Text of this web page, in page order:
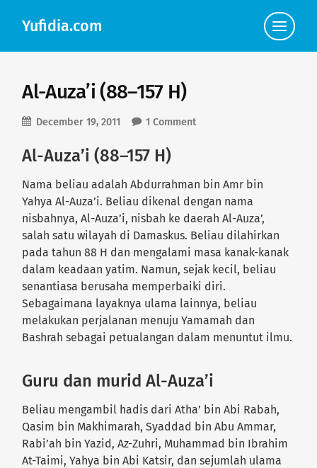
Yufidia.com
Click
to
view
Al-Auza’i (88–157 H)
December 19, 2011 1 Comment
Al-Auza’i (88–157 H)
Nama beliau adalah Abdurrahman bin Amr bin
Yahya Al-Auza’i. Beliau dikenal dengan nama
nisbahnya, Al-Auza’i, nisbah ke daerah Al-Auza’,
salah satu wilayah di Damaskus. Beliau dilahirkan
pada tahun 88 H dan mengalami masa kanak-kanak
dalam keadaan yatim. Namun, sejak kecil, beliau
senantiasa berusaha memperbaiki diri.
Sebagaimana layaknya ulama lainnya, beliau
melakukan perjalanan menuju Yamamah dan
Bashrah sebagai petualangan dalam menuntut ilmu.
Guru dan murid Al-Auza’i
Beliau mengambil hadis dari Atha’ bin Abi Rabah,
Qasim bin Makhimarah, Syaddad bin Abu Ammar,
Rabi’ah bin Yazid, Az-Zuhri, Muhammad bin Ibrahim
At-Taimi, Yahya bin Abi Katsir, dan sejumlah ulama